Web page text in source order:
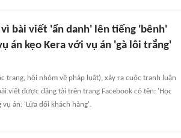
bài viết 'ẩn danh' lên tiếng 'bênh'
án kẹo Kera với vụ án 'gà lôi trắng'
trang, hội nhóm về pháp luật), xảy ra cuộc tranh luận
viết được đăng tải trên trang Facebook có tên: 'Học
vụ án: 'Lừa dối khách hàng'.